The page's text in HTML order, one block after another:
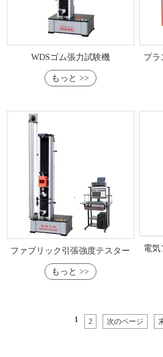
WDSゴム張力試験機
もっと >>
プラ
ファブリック引張強度テスター
もっと >>
電気
1 2 次のページ